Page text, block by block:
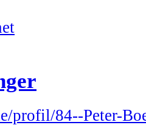
profil/84--Peter-